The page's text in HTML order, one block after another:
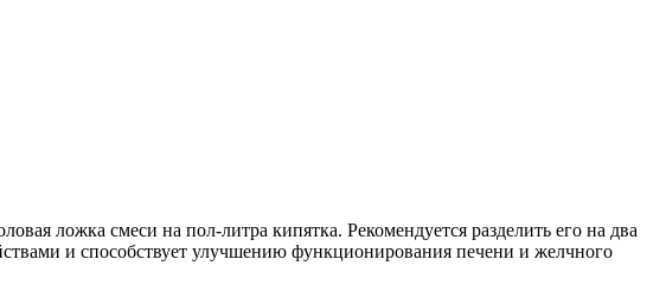
ложка смеси на пол-литра кипятка. Рекомендуется разделить его на два
и способствует улучшению функционирования печени и желчного